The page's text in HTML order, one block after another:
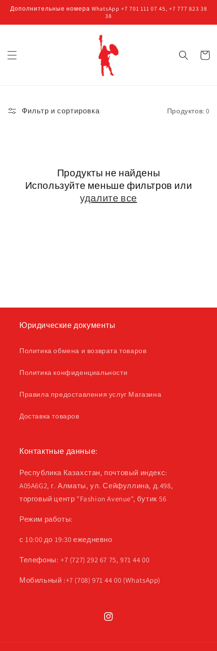
к
Дополнительные номера WhatsApp +7 701 111 07 45, +7 777 823 38
38
Фильтр и сортировка Продуктов: 0
Продукты не найдены
Используйте меньше фильтров или
удалите все
Юридические документы
Политика обмена и возврата товаров
Политика конфиденциальности
Правила предоставления услуг Магазина
Доставка товаров
Контактные данные:
Республика Казахстан, почтовый индекс:
A05A6G2, г. Алматы, ул. Сейфуллина, д.498,
торговый центр "Fashion Avenue", бутик 56
Режим работы:
с 10:00 до 19:30 ежедневно
Телефоны: +7 (727) 292 67 75, 971 44 00
Мобильный :+7 (708) 971 44 00 (WhatsApp)
Instagram